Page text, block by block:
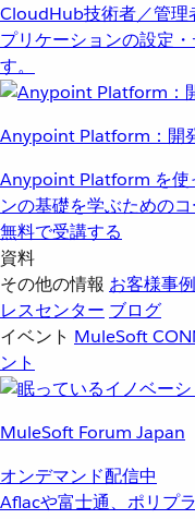
CloudHub技術者／管理
プリケーションの設定
す。
Anypoint Platform：開
Anypoint Platform を使
ンの基礎を学ぶためのコ
無料で受講する
資料
その他の情報 お客様事例
レスセンター ブログ
イベント MuleSoft
ント
MuleSoft Forum Japan
オンデマンド配信中
Aflacや富士通、ポリプ